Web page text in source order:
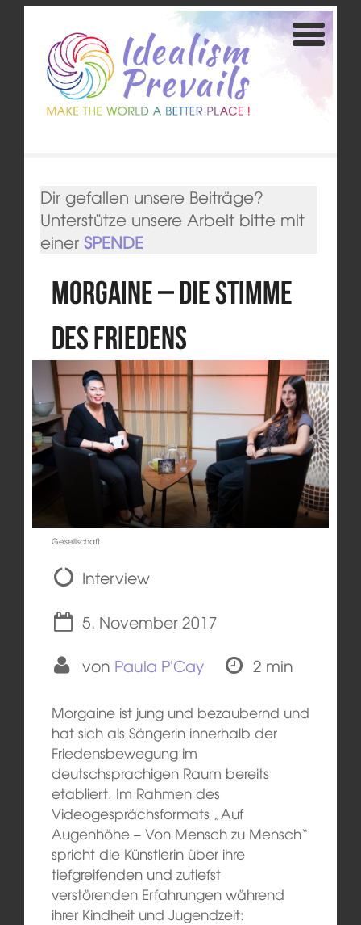
Dir gefallen unsere Beiträge?
Unterstütze unsere Arbeit bitte mit
einer SPENDE
Morgaine – die Stimme
des Friedens
Gesellschaft
Interview
5. November 2017
von Paula P'Cay 2 min
Morgaine ist jung und bezaubernd und
hat sich als Sängerin innerhalb der
Friedensbewegung im
deutschsprachigen Raum bereits
etabliert. Im Rahmen des
Videogesprächsformats „Auf
Augenhöhe – Von Mensch zu Mensch“
spricht die Künstlerin über ihre
tiefgreifenden und zutiefst
verstörenden Erfahrungen während
ihrer Kindheit und Jugendzeit: